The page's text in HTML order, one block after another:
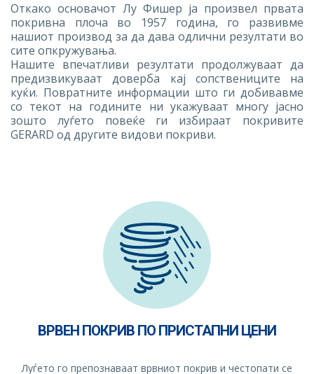
Откако основачот Лу Фишер ја произвел првата
покривна плоча во 1957 година, го развивме
нашиот производ за да дава одлични резултати во
сите опкружувања.
Нашите впечатливи резултати продолжуваат да
предизвикуваат доверба кај сопствениците на
куќи. Повратните информации што ги добивавме
со текот на годините ни укажуваат многу јасно
зошто луѓето повеќе ги избираат покривите
GERARD од другите видови покриви.
ВРВЕН ПОКРИВ ПО ПРИСТАПНИ ЦЕНИ
Луѓето го препознаваат врвниот покрив и честопати се